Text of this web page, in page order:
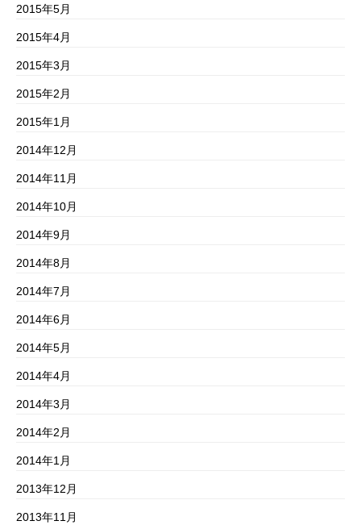
2015年5月
2015年4月
2015年3月
2015年2月
2015年1月
2014年12月
2014年11月
2014年10月
2014年9月
2014年8月
2014年7月
2014年6月
2014年5月
2014年4月
2014年3月
2014年2月
2014年1月
2013年12月
2013年11月